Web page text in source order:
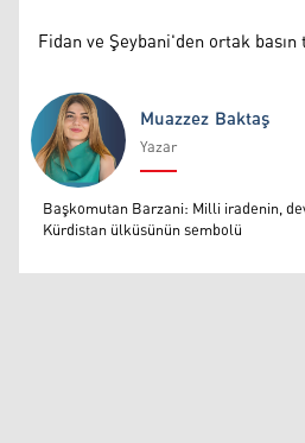
Fidan ve Şeybani'den ortak basın
Muazzez Baktaş
Muazzez Baktaş
Yazar
Başkomutan Barzani: Milli iradenin,
Kürdistan ülküsünün sembolü